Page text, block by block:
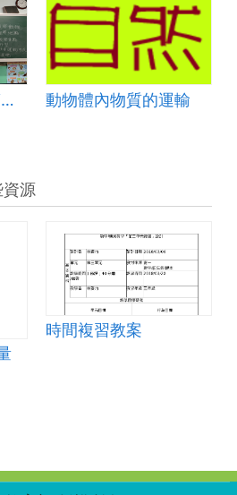
生活-動物好朋友(第四單元) 動物體內物質的運輸
源
時間複習教案